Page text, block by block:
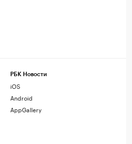
РБК Новости
iOS
Android
AppGallery